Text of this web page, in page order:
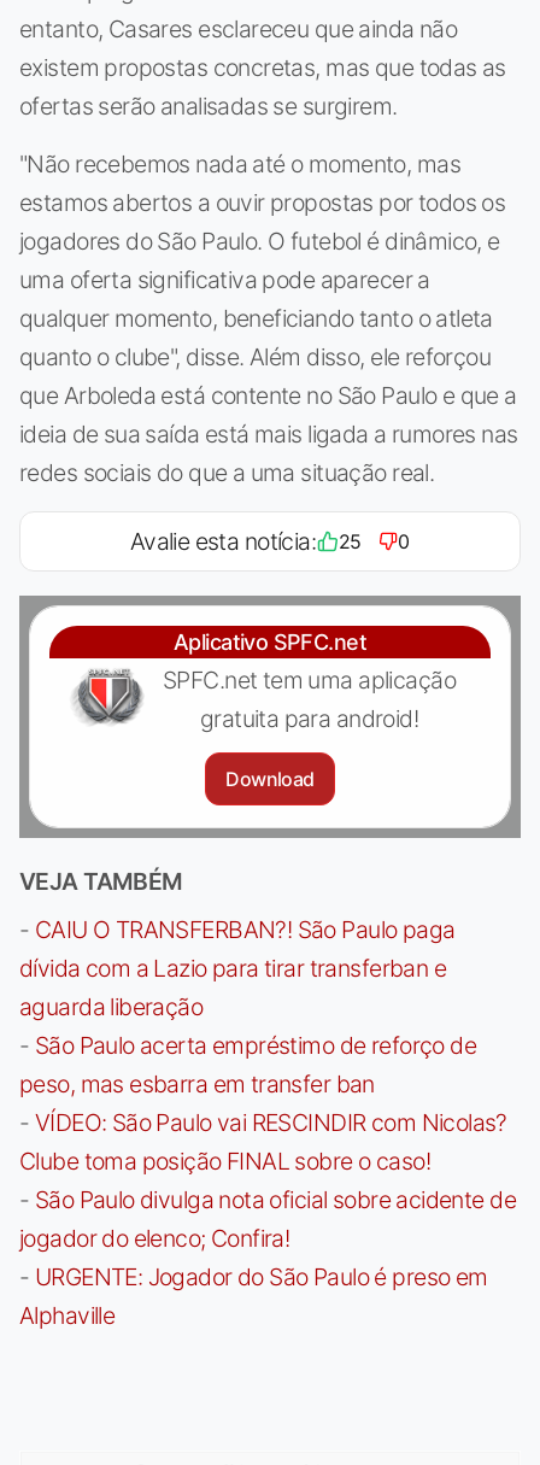
entanto, Casares esclareceu que ainda não
existem propostas concretas, mas que todas as
ofertas serão analisadas se surgirem.
"Não recebemos nada até o momento, mas
estamos abertos a ouvir propostas por todos os
jogadores do São Paulo. O futebol é dinâmico, e
uma oferta significativa pode aparecer a
qualquer momento, beneficiando tanto o atleta
quanto o clube", disse. Além disso, ele reforçou
que Arboleda está contente no São Paulo e que a
ideia de sua saída está mais ligada a rumores nas
redes sociais do que a uma situação real.
Avalie esta notícia: 25 0
Aplicativo SPFC.net
SPFC.net tem uma aplicação
gratuita para android!
Download
VEJA TAMBÉM
- CAIU O TRANSFERBAN?! São Paulo paga
dívida com a Lazio para tirar transferban e
aguarda liberação
- São Paulo acerta empréstimo de reforço de
peso, mas esbarra em transfer ban
- VÍDEO: São Paulo vai RESCINDIR com Nicolas?
Clube toma posição FINAL sobre o caso!
- São Paulo divulga nota oficial sobre acidente de
jogador do elenco; Confira!
- URGENTE: Jogador do São Paulo é preso em
Alphaville